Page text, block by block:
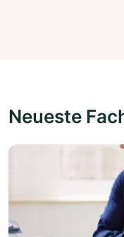
Neueste